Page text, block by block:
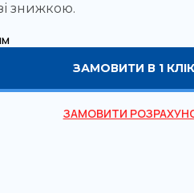
знижкою.
ЗАМОВИТИ В 1 КЛІК
ЗАМОВИТИ